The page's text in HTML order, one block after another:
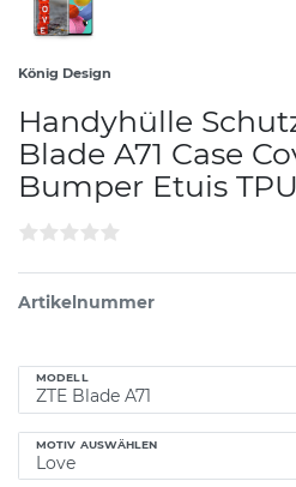
König Design
Handyhülle
Blade A71 Case
Bumper Etuis TPU
Artikelnummer
MODELL
MOTIV AUSWÄHLEN